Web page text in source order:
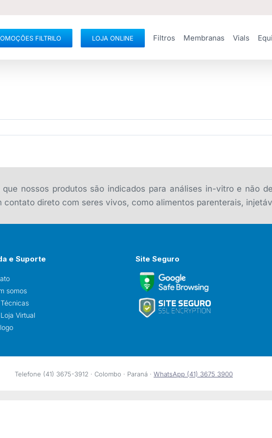
FILTRILO LOJA ONLINE Filtros Membranas Vials
que nossos produtos são indicados para análises in-vitro e não
contato direto com seres vivos, como alimentos parenterais,
e Suporte
somos
Técnicas
Virtual
Site Seguro
Telefone (41) 3675-3912 · Colombo · Paraná · WhatsApp (41) 3675 3900